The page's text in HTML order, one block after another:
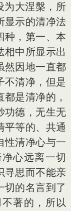
为大涅槃，所
显示的清净法
种，第一、本
相中所显示出
然因地一直都
不清净，但是
是清净的，
功德，无生无
平等的、共通
性清净心与一
心远离一切
寻思而不能亲
切的名言到了
著的，所以